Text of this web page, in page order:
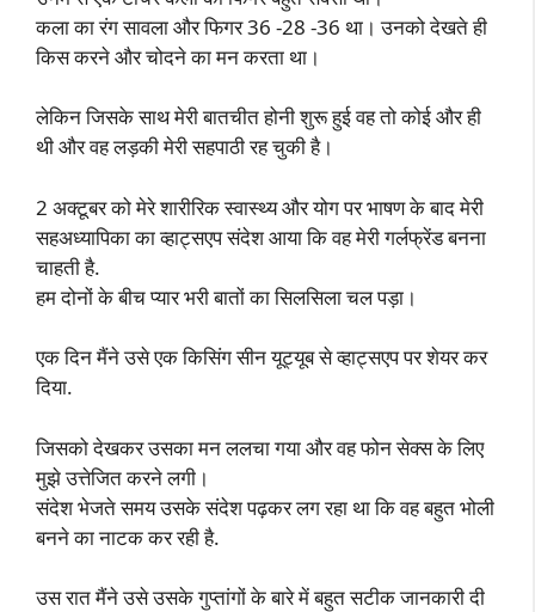
कला का रंग सावला और फिगर 36 -28 -36 था। उनको देखते ही
किस करने और चोदने का मन करता था।
लेकिन जिसके साथ मेरी बातचीत होनी शुरू हुई वह तो कोई और ही
थी और वह लड़की मेरी सहपाठी रह चुकी है।
2 अक्टूबर को मेरे शारीरिक स्वास्थ्य और योग पर भाषण के बाद मेरी
सहअध्यापिका का व्हाट्सएप संदेश आया कि वह मेरी गर्लफ्रेंड बनना
चाहती है.
हम दोनों के बीच प्यार भरी बातों का सिलसिला चल पड़ा।
एक दिन मैंने उसे एक किसिंग सीन यूट्यूब से व्हाट्सएप पर शेयर कर
दिया.
जिसको देखकर उसका मन ललचा गया और वह फोन सेक्स के लिए
मुझे उत्तेजित करने लगी।
संदेश भेजते समय उसके संदेश पढ़कर लग रहा था कि वह बहुत भोली
बनने का नाटक कर रही है.
उस रात मैंने उसे उसके गुप्तांगों के बारे में बहुत सटीक जानकारी दी